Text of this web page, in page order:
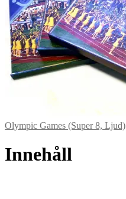
Olympic Games (Super 8, Ljud)
Innehåll